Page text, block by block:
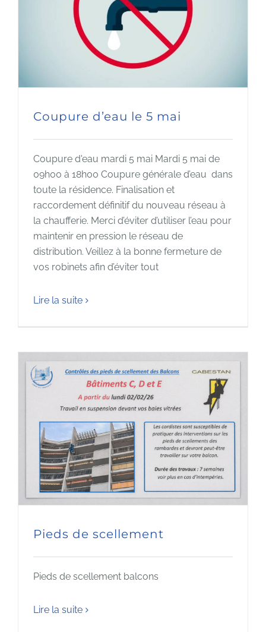
Coupure d’eau le 5 mai
Coupure d'eau mardi 5 mai Mardi 5 mai de
09h00 à 18h00 Coupure générale d’eau dans
toute la résidence. Finalisation et
raccordement définitif du nouveau réseau à
la chaufferie. Merci d’éviter d’utiliser l’eau pour
maintenir en pression le réseau de
distribution. Veillez à la bonne fermeture de
vos robinets afin d’éviter tout
Lire la suite
Pieds de scellement
Pieds de scellement balcons
Lire la suite